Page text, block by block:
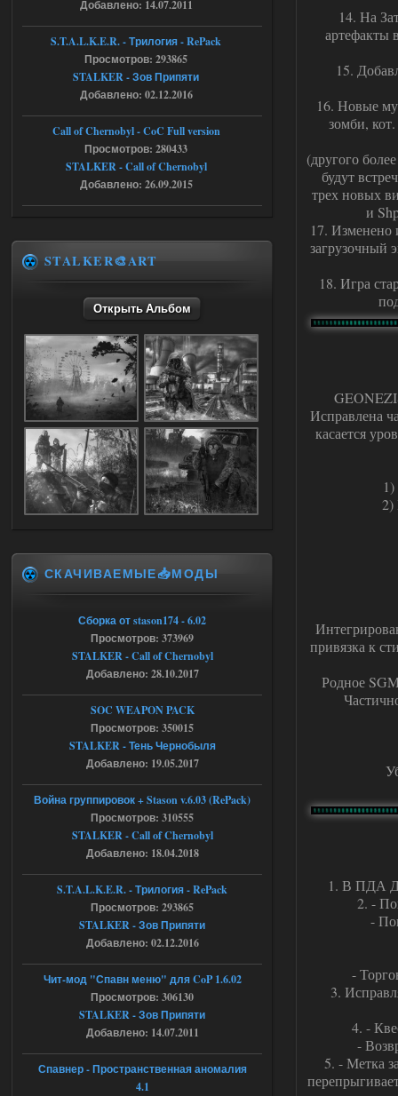
14. На
артефакты
15.
16. Новые
зомби,
(другого
будут
трех новых
и
17. Изменено
загрузочный
18. Игра
Исправлена
касается
2)
привязка к
Родное
1. В ПДА
2. -
-
-
3.
4. -
-
5. - Метка
16:09
stalker673920
где пароль?
Dead Air: Refined
Stalker-Mods-Clan-su
Доступно только для пользователей
Объединенный Пак 2 + OGSR +
STCoP WP 3.4
17:25
Stalker-Mods-Clan-su
Доступно только для пользователей
Ответить ➤
04.08.2026
Объединенный Пак 2 + OGSR +
STCoP WP 3.4
17:19
Stalker-Mods-Clan-su
Ответить ➤
04.08.2026
Объединенный Пак 2 + OGSR +
STCoP WP 3.4
Stalker-Mods-Clan-su
Доступно только для пользователей
Ответить ➤
04.08.2026
Объединенный Пак 2 + OGSR +
STCoP WP 3.4
16:48
Stalker-Mods-Clan-su
Доступно только для пользователей
Объединенный Пак 2 + OGSR +
STCoP WP 3.4
andreyforest1993
вот ещё этот же трелер с
вашего сайта, https://stalker-
mods.su/news/op_2_ogsr_stcop_wp_3_4
_trejler_2022/2022-11-30-6818
Добавлено: 14.07.2011
S.T.A.L.K.E.R. - Трилогия - RePack
Просмотров: 293865
STALKER - Зов Припяти
Добавлено: 02.12.2016
Call of Chernobyl - CoC Full version
Просмотров: 280433
STALKER - Call of Chernobyl
Добавлено: 26.09.2015
STALKER🎨ART
Открыть Альбом
СКАЧИВАЕМЫЕ📥МОДЫ
Сборка от stason174 - 6.02
Просмотров: 373969
STALKER - Call of Chernobyl
Добавлено: 28.10.2017
SOC WEAPON PACK
Просмотров: 350015
STALKER - Тень Чернобыля
Добавлено: 19.05.2017
Война группировок + Stason v.6.03 (RePack)
Просмотров: 310555
STALKER - Call of Chernobyl
Добавлено: 18.04.2018
S.T.A.L.K.E.R. - Трилогия - RePack
Просмотров: 293865
STALKER - Зов Припяти
Добавлено: 02.12.2016
Чит-мод "Спавн меню" для CoP 1.6.02
Просмотров: 306130
STALKER - Зов Припяти
Добавлено: 14.07.2011
Спавнер - Пространственная аномалия
4.1